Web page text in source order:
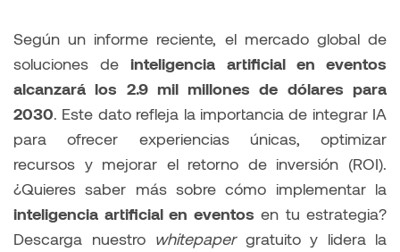
Según un informe reciente, el mercado global de
soluciones deinteligencia artificial en eventos
alcanzará los 2.9 mil millones de dólares para
2030. Este dato refleja la importancia de integrar IA
para ofrecer experiencias únicas, optimizar
recursos y mejorar el retorno de inversión (ROI).
¿Quieres saber más sobre cómo implementar la
inteligencia artificial en eventos en tu estrategia?
Descarga nuestro whitepaper gratuito y lidera la